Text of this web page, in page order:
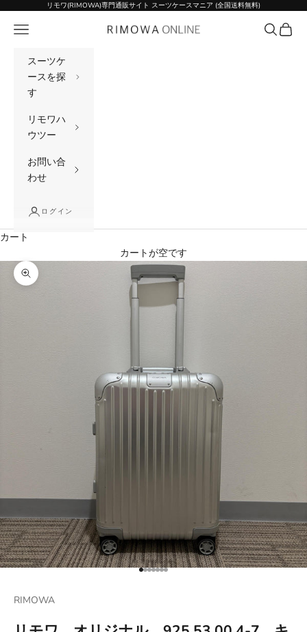
コンテンツへスキップリモワ(RIMOWA)専門通販サイト スーツケースマニア (全国送料無料)
リモワ(RIMOWA)専門通販サイト スーツケー
メニュー 検索カート
スーツケ
ースを探
す
リモワハ
ウツー
お問い合
わせ
ログイン
カート
カートが空です
ズームイン
項目に移動する 1
項目に移動する 2
項目に移動する 3
項目に移動する 4
項目に移動する 5
項目に移動する 6
項目に移動する 7
RIMOWA